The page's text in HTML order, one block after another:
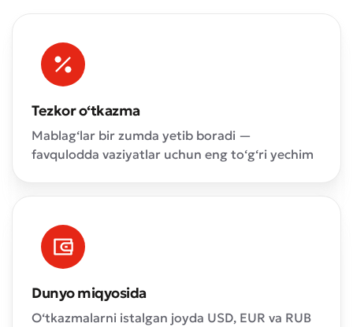
Tezkor o‘tkazma
Mablag‘lar bir zumda yetib boradi —
favqulodda vaziyatlar uchun eng to‘g‘ri yechim
Dunyo miqyosida
O‘tkazmalarni istalgan joyda USD, EUR va RUB